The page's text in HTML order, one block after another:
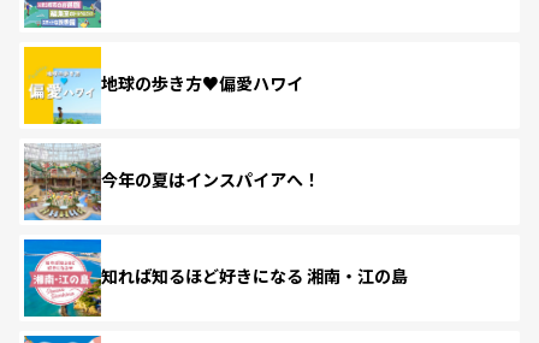
地球の歩き方♥偏愛ハワイ
今年の夏はインスパイアへ！
知れば知るほど好きになる 湘南・江の島